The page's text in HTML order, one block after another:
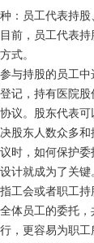
员工代表持股
前，员工代表
式。
持股的员工中
记，持有医院
议。股东代表
股东人数众多
时，如何保护
计就成为了关键
会或者职工持
体员工的委托
，更容易为职